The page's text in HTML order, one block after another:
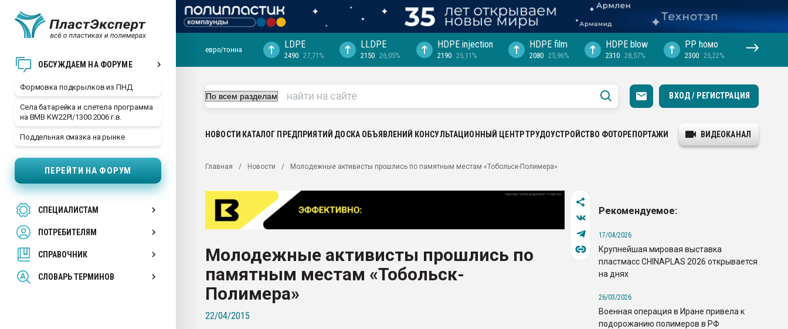
ОБСУЖДАЕМ НА ФОРУМЕ
Формовка подкрылков из ПНД
Села батарейка и слетела программа
на BMB KW22PI/1300 2006 г.в.
Поддельная смазка на рынке
ПЕРЕЙТИ НА ФОРУМ
СПЕЦИАЛИСТАМ
ПОТРЕБИТЕЛЯМ
СПРАВОЧНИК
СЛОВАРЬ ТЕРМИНОВ
29.07.2026 ФРП помог "Ижевскому
Вакуум-формовочные машины:
28.07.2026 Автоматизация выходит на
первый план в переработке
пластмасс
ситуацией на строительном рынке
Всё, что касается выдува ПЭТ
бутылок
ПЕРЕЙТИ НА ФОРУМ
евро/тонна LDPE
2490 27,71%
LLDPE
2150 26,05%
HDPE injection
2190 25,11%
HDPE film
2080 25,96%
HDPE blow
2310 28,57%
PP hомо
2300 25,22%
ВХОД / РЕГИСТРАЦИЯ
НОВОСТИ КАТАЛОГ ПРЕДПРИЯТИЙ ДОСКА ОБЪЯВЛЕНИЙ КОНСУЛЬТАЦИОННЫЙ ЦЕНТРТРУДОУСТРОЙСТВО ФОТОРЕПОРТАЖИ ВИДЕОКАНАЛ
Главная Новости Молодежные активисты прошлись по памятным местам «Тобольск-Полимера»
Молодежные активисты прошлись по
памятным местам «Тобольск-
Полимера»
22/04/2015
Рекомендуемое:
17/04/2026
Крупнейшая мировая выставка
пластмасс CHINAPLAS 2026 открывается
на днях
26/03/2026
Военная операция в Иране привела к
подорожанию полимеров в РФ